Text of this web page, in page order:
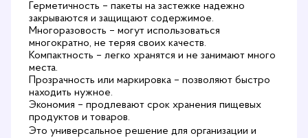
Герметичность – пакеты на застежке надежно
закрываются и защищают содержимое.
Многоразовость – могут использоваться
многократно, не теряя своих качеств.
Компактность – легко хранятся и не занимают много
места.
Прозрачность или маркировка – позволяют быстро
находить нужное.
Экономия – продлевают срок хранения пищевых
продуктов и товаров.
Это универсальное решение для организации и